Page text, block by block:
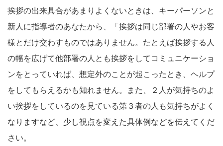
挨拶の出来具合があまりよくないときは、キーパーソンと
新人に指導者のあなたから、「挨拶は同じ部署の人やお客
様とだけ交わすものではありません。たとえば挨拶する人
の幅を広げて他部署の人とも挨拶をしてコミュニケーショ
ンをとっていれば、想定外のことが起こったとき、ヘルプ
をしてもらえるかも知れません。また、２人が気持ちのよ
い挨拶をしているのを見ている第３者の人も気持ちがよく
なりますなど、少し視点を変えた具体例などを伝えてくだ
さい。